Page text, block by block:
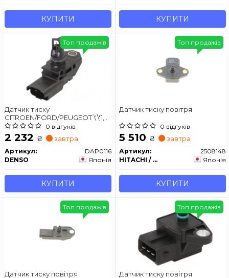
КУПИТИ КУПИТИ
Датчик тиску
CITROEN/FORD/PEUGEOT \'\'1,6-
2,0TDCi \'\'07>>0 відгуків
2 232 ₴ завтра
Артикул:
DAP0116
DENSO
Японія
КУПИТИ
Топ продажів
Датчик тиску повітря
0 відгуків
5 510 ₴ завтра
Артикул:
2508148
HITACHI / HUCO
Японія
КУПИТИ
Топ продажів
Датчик тиску повітря
Топ продажів
Датчик тиску повітря
Топ продажів